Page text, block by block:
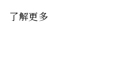
了解更多